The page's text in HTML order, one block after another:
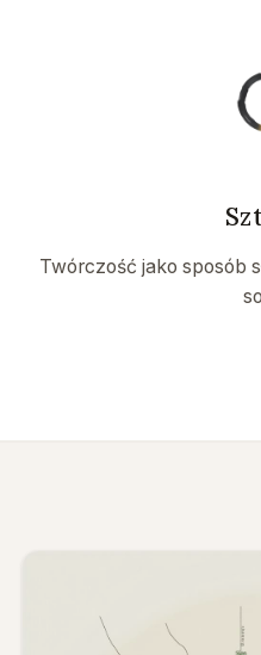
Twórczość jako sposób